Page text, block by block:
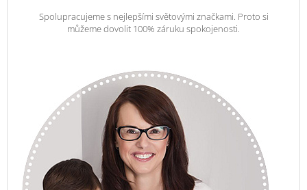
Spolupracujeme s nejlepšími světovými značkami. Proto si
můžeme dovolit 100% záruku spokojenosti.